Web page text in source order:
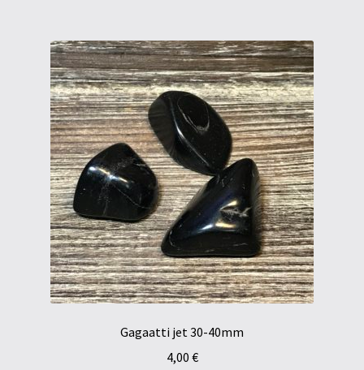
Gagaatti jet 30-40mm
4,00 €